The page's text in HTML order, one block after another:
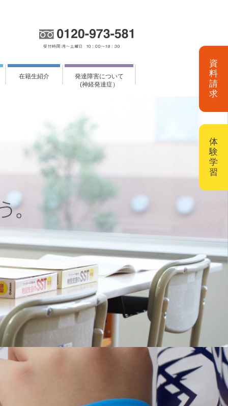
在籍生紹介
発達障害について
(神経発達症）
資
料
請
求
体
験
学
習